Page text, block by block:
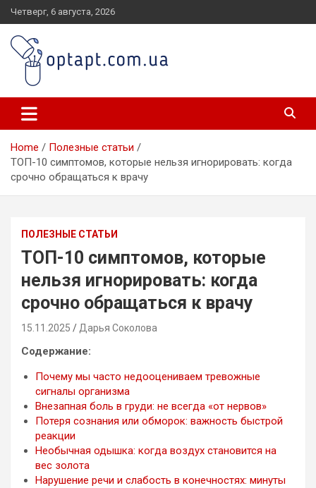
Skip
to
content
Четверг, 6 августа, 2026
optapt.com.ua
Home
Полезные статьи
ТОП-10 симптомов, которые нельзя игнорировать: когда
срочно обращаться к врачу
ПОЛЕЗНЫЕ СТАТЬИ
ТОП-10 симптомов, которые
нельзя игнорировать: когда
срочно обращаться к врачу
15.11.2025 Дарья Соколова
Содержание:
Почему мы часто недооцениваем тревожные
сигналы организма
Внезапная боль в груди: не всегда «от нервов»
Потеря сознания или обморок: важность быстрой
реакции
Необычная одышка: когда воздух становится на
вес золота
Нарушение речи и слабость в конечностях: минуты